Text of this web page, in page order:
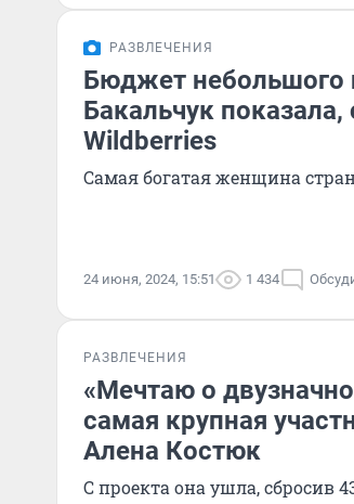
РАЗВЛЕЧЕНИЯ
Бюджет небольшого
Бакальчук показала,
Wildberries
Самая богатая женщина
24 июня, 2024, 15:51 1 434
РАЗВЛЕЧЕНИЯ
«Мечтаю о
самая крупная
Алена Костюк
С проекта она ушла, сбросив